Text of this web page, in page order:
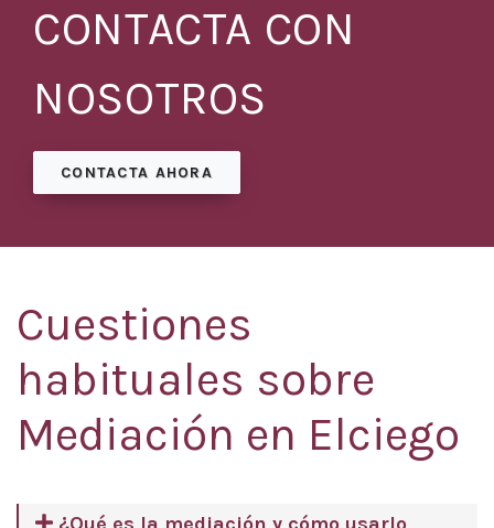
CONTACTA CON
NOSOTROS
CONTACTA AHORA
Cuestiones
habituales sobre
Mediación en Elciego